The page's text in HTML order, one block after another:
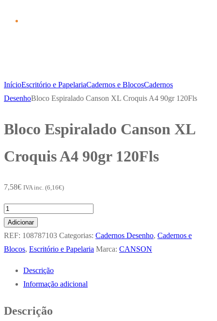
InícioEscritório e PapelariaCadernos e BlocosCadernos
DesenhoBloco Espiralado Canson XL Croquis A4 90gr 120Fls
Bloco Espiralado Canson XL
Croquis A4 90gr 120Fls
7,58€ IVA inc. (6,16€)
Quantidade
de
Bloco
Espiralado
Croquis
90gr
Adicionar
REF: 108787103 Categorias: Cadernos Desenho, Cadernos e
Blocos, Escritório e Papelaria Marca: CANSON
Descrição
Informação adicional
Descrição